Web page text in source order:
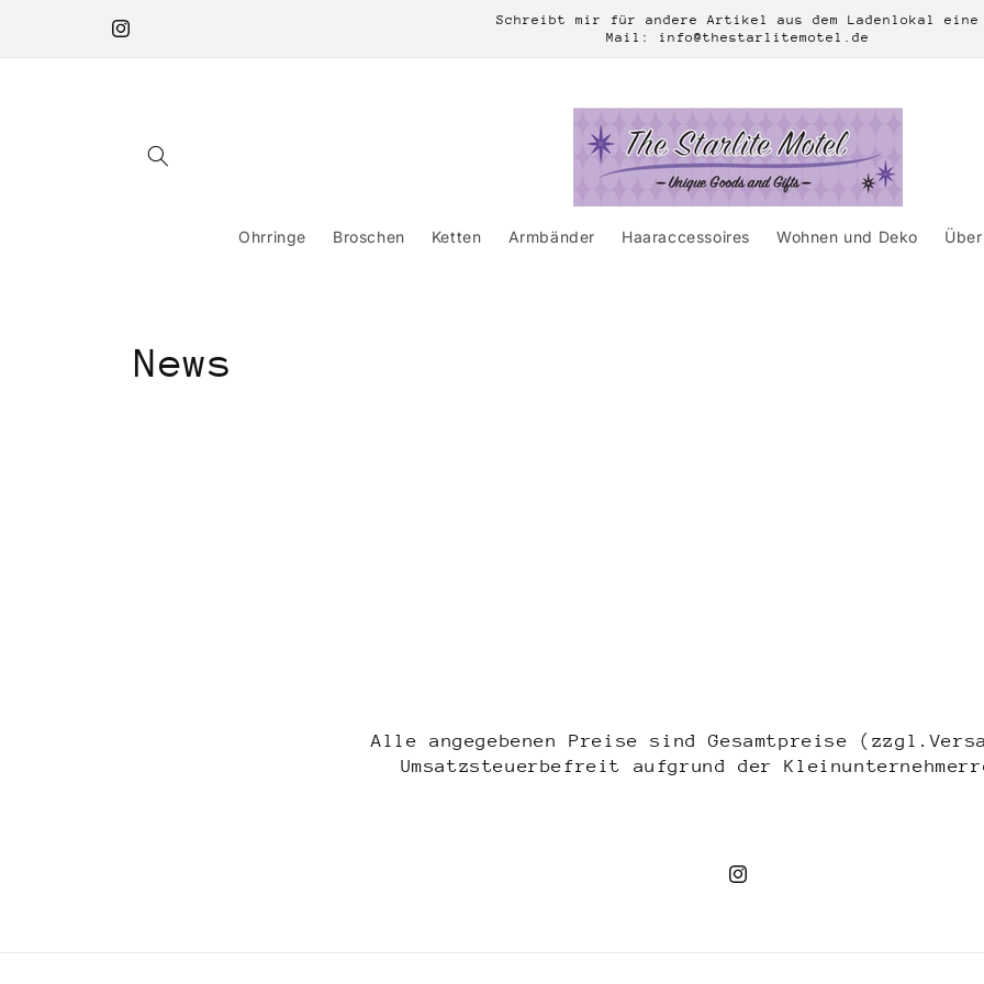
Instagram
Schreibt mir für andere Artikel aus dem Ladenlokal eine
Mail: info@thestarlitemotel.de
Ohrringe Broschen Ketten Armbänder Haaraccessoires Wohnen und Deko
News
Alle angegebenen Preise sind Gesamtpreise
Umsatzsteuerbefreit aufgrund der
Instagram